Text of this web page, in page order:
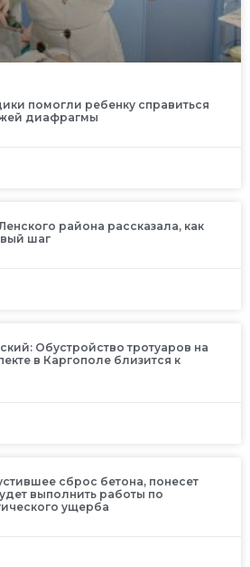
помогли ребенку справиться
диафрагмы
района рассказала, как
шаг
Обустройство тротуаров на
в Каргополе близится к
сброс бетона, понесет
выполнить работы по
ущерба